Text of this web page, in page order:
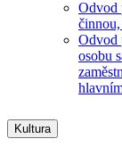
Odvod
Odvod
osobu
Kultura